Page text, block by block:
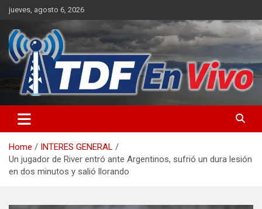
Skip
content
jueves, agosto 6, 2026
Home
INTERES GENERAL
Un jugador de River entró ante Argentinos, sufrió un dura lesión
en dos minutos y salió llorando